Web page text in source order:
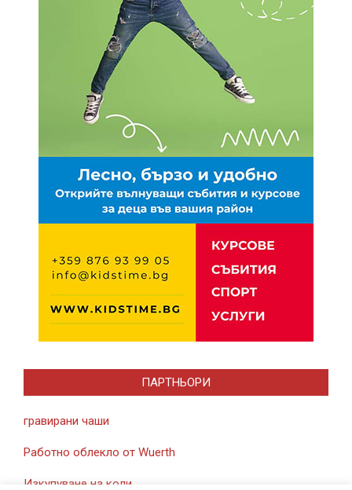
ПАРТНЬОРИ
гравирани чаши
Работно облекло от Wuerth
Изкупуване на коли